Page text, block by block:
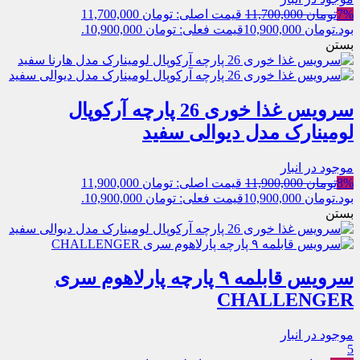
7%تومان11,700,000
قیمت اصلی: تومان 11,700,000
بود.تومان
قیمت فعلی: تومان 10,900,000.
بستن
سرویس غذا خوری 26 پارچه آرکوپال
لومینارک مدل دیوالی سفید
موجود در انبار
8%تومان11,900,000
قیمت اصلی: تومان 11,900,000
بود.تومان
قیمت فعلی: تومان 10,900,000.
بستن
سرویس قابلمه ۹ پارچه پارلاهوم سری
CHALLENGER
موجود در انبار
5